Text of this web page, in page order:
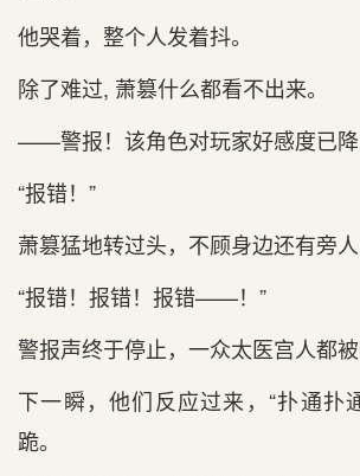
他哭着，整个人发着抖。
除了难过, 萧篡什么都看不出来。
——警报！该角色对玩家好感度已
“报错！”
萧篡猛地转过头，不顾身边还有旁人
“报错！报错！报错——！”
警报声终于停止，一众太医宫人都被
下一瞬，他们反应过来，“扑通扑
跪。